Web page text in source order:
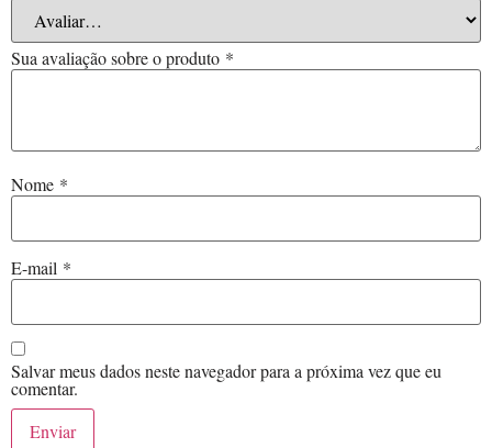
Sua avaliação sobre o produto *
Nome *
E-mail *
Salvar meus dados neste navegador para a próxima vez que eu
comentar.